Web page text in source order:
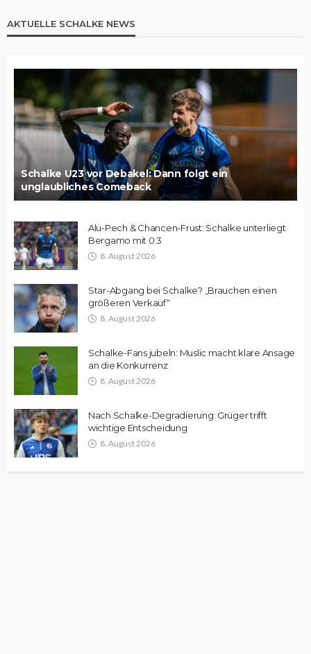
AKTUELLE SCHALKE NEWS
Schalke U23 vor Debakel: Dann folgt ein
unglaubliches Comeback
Alu-Pech & Chancen-Frust: Schalke unterliegt
Bergamo mit 0:3
8. August 2026
Star-Abgang bei Schalke? „Brauchen einen
größeren Verkauf“
8. August 2026
Schalke-Fans jubeln: Muslic macht klare Ansage
an die Konkurrenz
8. August 2026
Nach Schalke-Degradierung: Grüger trifft
wichtige Entscheidung
8. August 2026